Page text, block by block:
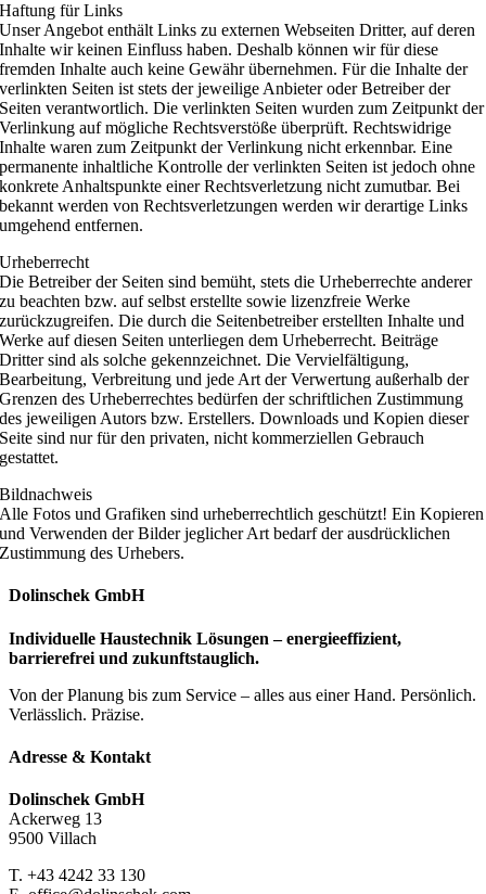
Haftung für Links
Unser Angebot enthält Links zu externen Webseiten Dritter, auf deren
Inhalte wir keinen Einfluss haben. Deshalb können wir für diese
fremden Inhalte auch keine Gewähr übernehmen. Für die Inhalte der
verlinkten Seiten ist stets der jeweilige Anbieter oder Betreiber der
Seiten verantwortlich. Die verlinkten Seiten wurden zum Zeitpunkt der
Verlinkung auf mögliche Rechtsverstöße überprüft. Rechtswidrige
Inhalte waren zum Zeitpunkt der Verlinkung nicht erkennbar. Eine
permanente inhaltliche Kontrolle der verlinkten Seiten ist jedoch ohne
konkrete Anhaltspunkte einer Rechtsverletzung nicht zumutbar. Bei
bekannt werden von Rechtsverletzungen werden wir derartige Links
umgehend entfernen.
Urheberrecht
Die Betreiber der Seiten sind bemüht, stets die Urheberrechte anderer
zu beachten bzw. auf selbst erstellte sowie lizenzfreie Werke
zurückzugreifen. Die durch die Seitenbetreiber erstellten Inhalte und
Werke auf diesen Seiten unterliegen dem Urheberrecht. Beiträge
Dritter sind als solche gekennzeichnet. Die Vervielfältigung,
Bearbeitung, Verbreitung und jede Art der Verwertung außerhalb der
Grenzen des Urheberrechtes bedürfen der schriftlichen Zustimmung
des jeweiligen Autors bzw. Erstellers. Downloads und Kopien dieser
Seite sind nur für den privaten, nicht kommerziellen Gebrauch
gestattet.
Bildnachweis
Alle Fotos und Grafiken sind urheberrechtlich geschützt! Ein Kopieren
und Verwenden der Bilder jeglicher Art bedarf der ausdrücklichen
Zustimmung des Urhebers.
Dolinschek GmbH
Individuelle Haustechnik Lösungen – energieeffizient,
barrierefrei und zukunftstauglich.
Von der Planung bis zum Service – alles aus einer Hand. Persönlich.
Verlässlich. Präzise.
Adresse & Kontakt
Dolinschek GmbH
Ackerweg 13
9500 Villach
T. +43 4242 33 130